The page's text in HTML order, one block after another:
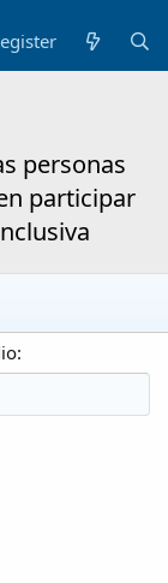
personas
participar